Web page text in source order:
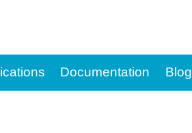
Documentation Blog